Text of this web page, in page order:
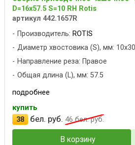
D=16x57.5 S=10 RH Rotis
артикул 442.1657R
Производитель: ROTIS
Диаметр хвостовика (S), мм: 10x30
Направление реза: Правое
Общая длина (L), мм: 57.5
подробнее
купить
38
бел. руб. 46бел. руб.
В корзину